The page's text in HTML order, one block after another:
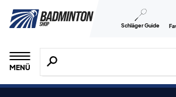
Schläger Guide
MENÜ
Suche nach Produkten, Marken